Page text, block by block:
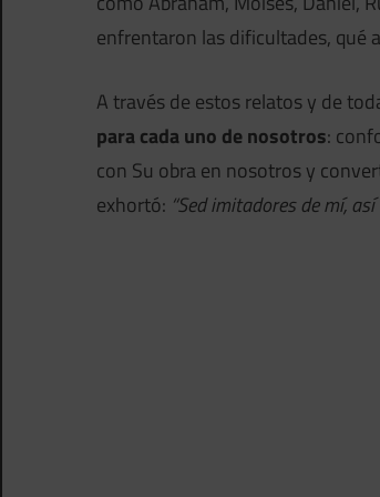
enfrentaron las dificultades, qué
A través de estos relatos y de
para cada uno de nosotros:
con Su obra en nosotros y
exhortó: “Sed imitadores de mí,